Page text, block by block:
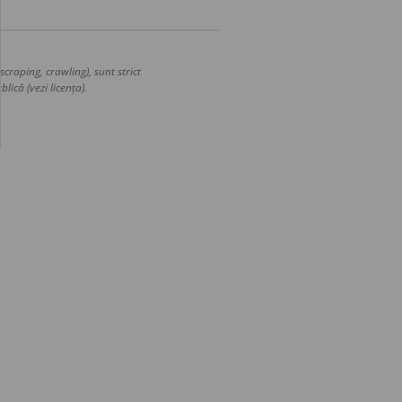
crawling), sunt strict
(vezi licența).